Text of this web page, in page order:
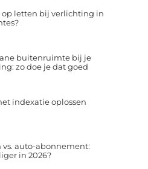
op letten bij verlichting in
buitenruimte bij je
zo doe je dat goed
indexatie oplossen
auto-abonnement:
in 2026?